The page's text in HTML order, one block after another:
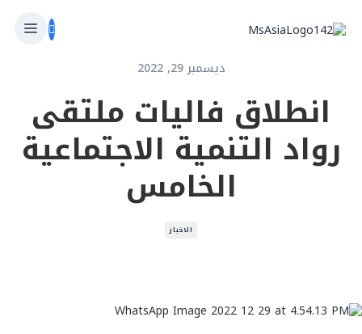
ديسمبر 29, 2022
انطلاق فاليات ملتقى
رواد التنمية الاجتماعية
الخامس
الاخبار